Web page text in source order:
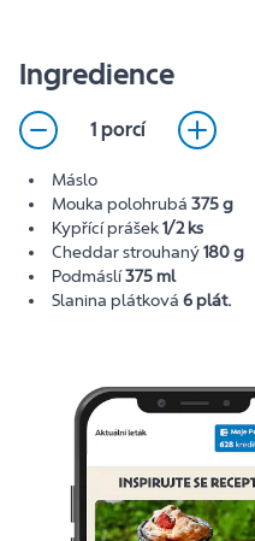
Ingredience
1 porcí
Máslo
Mouka polohrubá 375 g
Kypřící prášek1/2 ks
Cheddar strouhaný180 g
Podmáslí375 ml
Slanina plátková 6 plát.